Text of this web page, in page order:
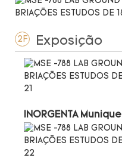
2F Exposição
INORGENTA